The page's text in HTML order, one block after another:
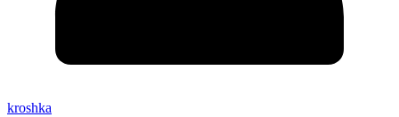
kroshka